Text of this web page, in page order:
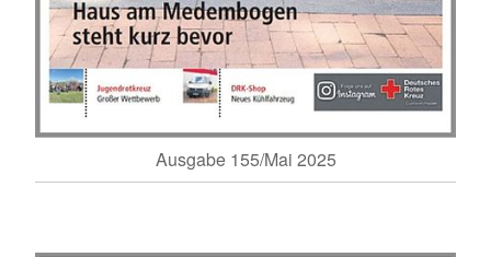
Ausgabe 155/Mai 2025